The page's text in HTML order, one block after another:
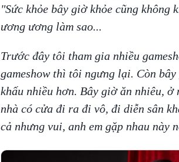
"Sức khỏe bây giờ khỏe cũng không
ương ương làm sao...
Trước đây tôi tham gia nhiều
gameshow thì tôi ngưng lại. Còn
khấu nhiều hơn. Bây giờ ăn nhiêu, ở
nhà có cửa đi ra đi vô, đi diễn sân
cả nhưng vui, anh em gặp nhau này